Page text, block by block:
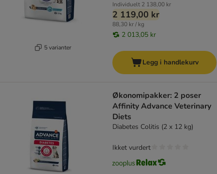
5 varianter
Individuelt 2 138,00 kr
2 119,00 kr
88,30 kr / kg
2 013,05 kr
Legg i handlekurv
Økonomipakker: 2 poser
Affinity Advance Veterinary
Diets
Diabetes Colitis (2 x 12 kg)
Ikket vurdert